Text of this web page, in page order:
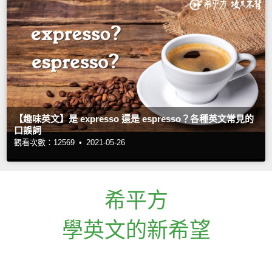
【趣味英文】是 expresso 還是 espresso？各種英文常見的
口誤詞
觀看次數：12569 • 2021-05-26
希平方
學英文的新希望